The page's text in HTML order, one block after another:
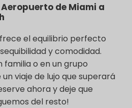
de Miami a
el equilibrio perfecto
y comodidad.
familia o en un grupo
viaje de lujo que superará
ahora y deje que
del resto!